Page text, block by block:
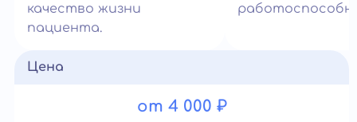
качество жизни
пациента.
Цена
от 4 000 ₽